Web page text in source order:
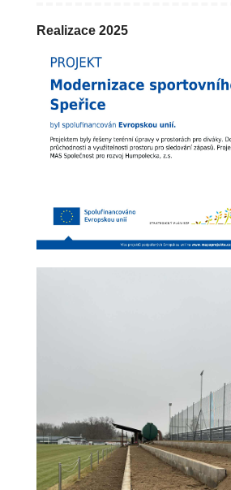
Realizace 2025